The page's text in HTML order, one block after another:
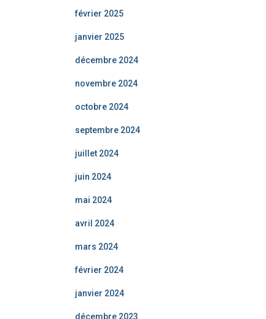
février 2025
janvier 2025
décembre 2024
novembre 2024
octobre 2024
septembre 2024
juillet 2024
juin 2024
mai 2024
avril 2024
mars 2024
février 2024
janvier 2024
décembre 2023